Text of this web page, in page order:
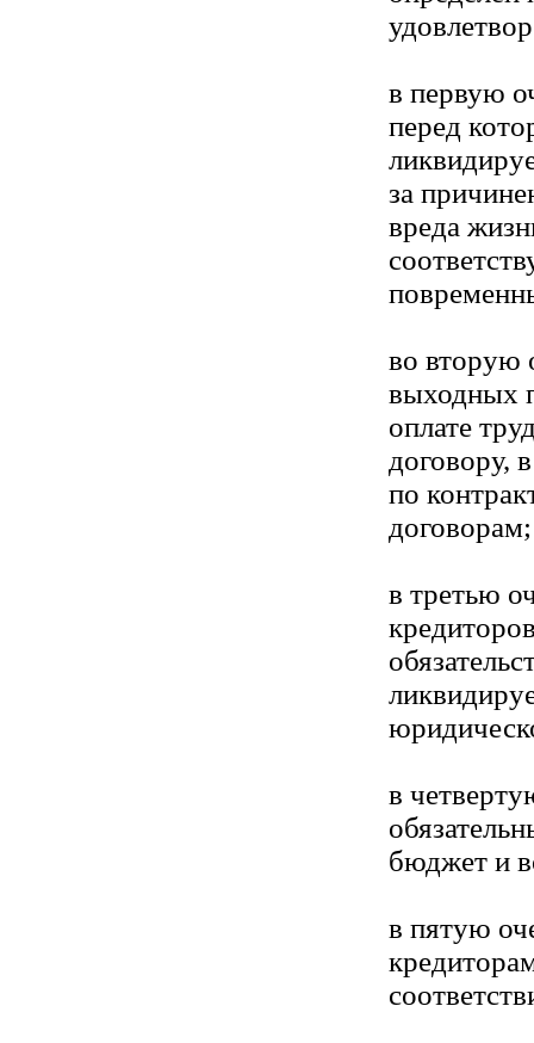
в первую
перед
за
вреда
во вторую
выходных
оплате
договору,
по
договорам;
в третью
в
бюджет и
в пятую